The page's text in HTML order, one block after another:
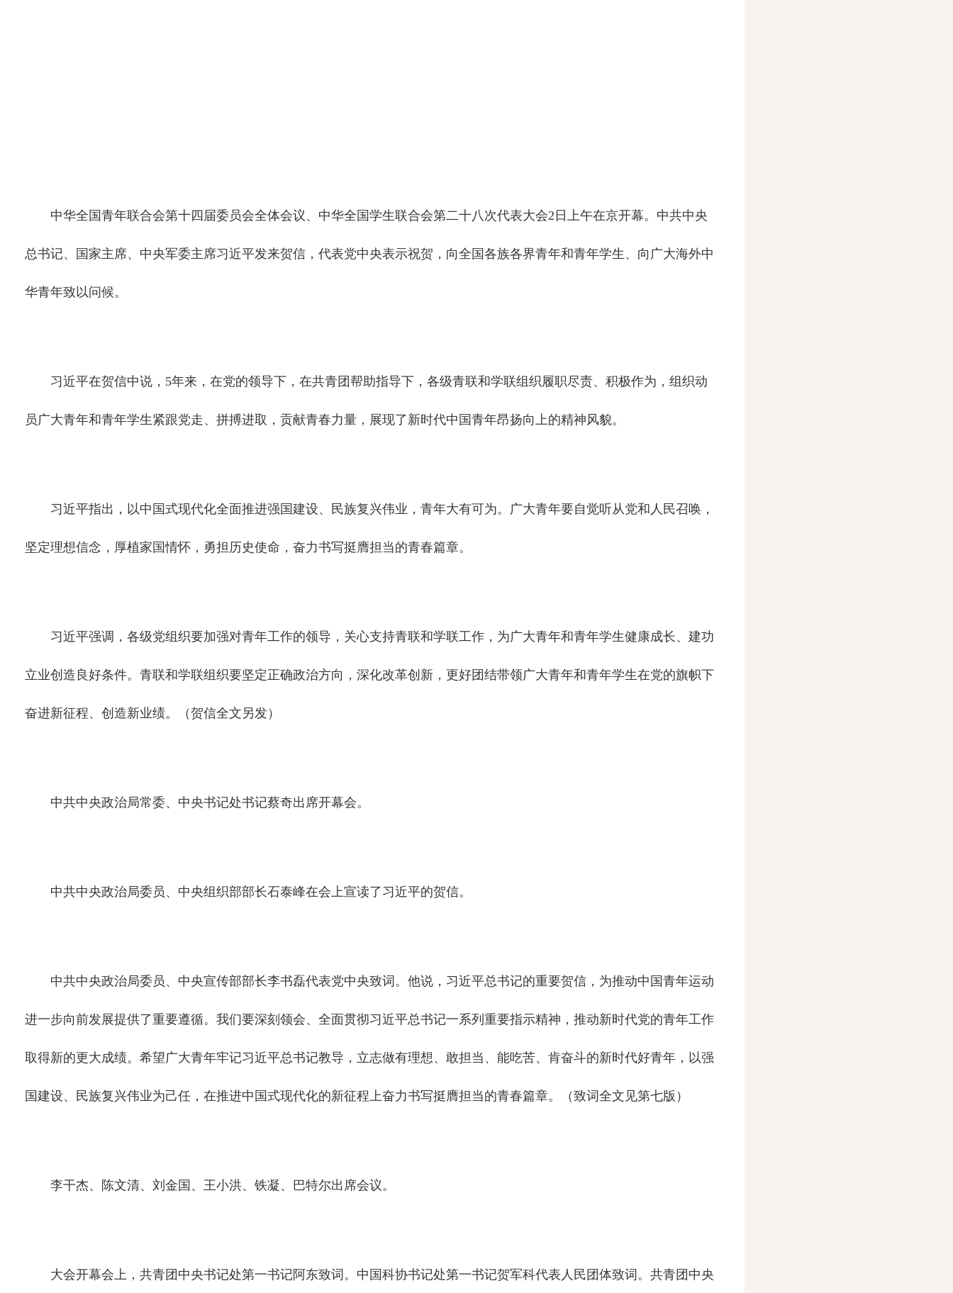
中华全国青年联合会第十四届委员会全体会议、中华全国学生联合会第二十八次代表大会2日上午在京开幕。中共中央
总书记、国家主席、中央军委主席习近平发来贺信，代表党中央表示祝贺，向全国各族各界青年和青年学生、向广大海外中
华青年致以问候。
习近平在贺信中说，5年来，在党的领导下，在共青团帮助指导下，各级青联和学联组织履职尽责、积极作为，组织动
员广大青年和青年学生紧跟党走、拼搏进取，贡献青春力量，展现了新时代中国青年昂扬向上的精神风貌。
习近平指出，以中国式现代化全面推进强国建设、民族复兴伟业，青年大有可为。广大青年要自觉听从党和人民召唤，
坚定理想信念，厚植家国情怀，勇担历史使命，奋力书写挺膺担当的青春篇章。
习近平强调，各级党组织要加强对青年工作的领导，关心支持青联和学联工作，为广大青年和青年学生健康成长、建功
立业创造良好条件。青联和学联组织要坚定正确政治方向，深化改革创新，更好团结带领广大青年和青年学生在党的旗帜下
奋进新征程、创造新业绩。（贺信全文另发）
中共中央政治局常委、中央书记处书记蔡奇出席开幕会。
中共中央政治局委员、中央组织部部长石泰峰在会上宣读了习近平的贺信。
中共中央政治局委员、中央宣传部部长李书磊代表党中央致词。他说，习近平总书记的重要贺信，为推动中国青年运动
进一步向前发展提供了重要遵循。我们要深刻领会、全面贯彻习近平总书记一系列重要指示精神，推动新时代党的青年工作
取得新的更大成绩。希望广大青年牢记习近平总书记教导，立志做有理想、敢担当、能吃苦、肯奋斗的新时代好青年，以强
国建设、民族复兴伟业为己任，在推进中国式现代化的新征程上奋力书写挺膺担当的青春篇章。（致词全文见第七版）
李干杰、陈文清、刘金国、王小洪、铁凝、巴特尔出席会议。
大会开幕会上，共青团中央书记处第一书记阿东致词。中国科协书记处第一书记贺军科代表人民团体致词。共青团中央